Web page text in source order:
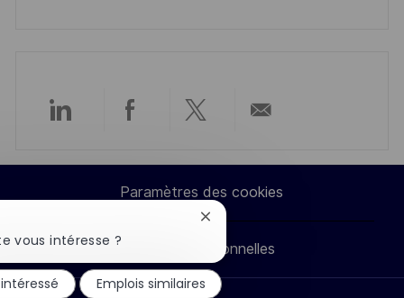
Partager
via
Partager
via
Facebook
Partager
via
twitter
par
e-
mail
Paramètres des cookies
Données personnelles
vous intéresse ?
Fermer
notification
du
chatbot
Emplois similaires